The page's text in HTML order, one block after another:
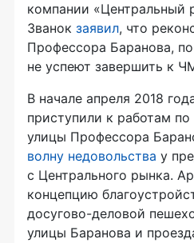
компании «Центральный
Званок заявил, что
Профессора Баранова,
не успеют завершить к
В начале апреля 2018
приступили к работам по
улицы Профессора
волну недовольства у
с Центрального рынка.
концепцию
досугово-деловой
улицы Баранова и